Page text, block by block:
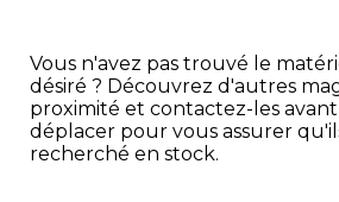
Vous n'avez pas trouvé le
désiré ? Découvrez d'autres
proximité et contactez-les
déplacer pour vous assurer
recherché en stock.